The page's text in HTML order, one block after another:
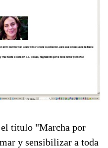
título "Marcha por
y sensibilizar a toda